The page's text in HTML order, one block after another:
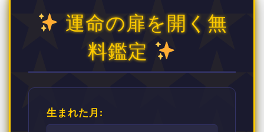
運命の扉を開く無
料鑑定
生まれた月: